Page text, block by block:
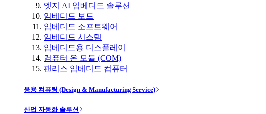
엣지 AI 임베디드 솔루션
임베디드 보드
임베디드 소프트웨어
임베디드 시스템
임베디드용 디스플레이
컴퓨터 온 모듈 (COM)
팬리스 임베디드 컴퓨터
응용 컴퓨팅 (Design & Manufacturing Service)
산업 자동화 솔루션